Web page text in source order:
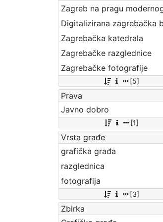
Zagrebačka katedrala
Zagrebačke razglednice
Zagrebačke fotografije
[5]
Prava
Javno dobro
[1]
Vrsta građe
grafička građa
razglednica
fotografija
[3]
Zbirka